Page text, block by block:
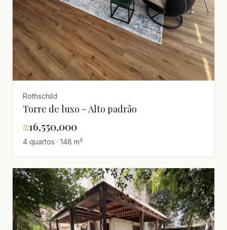
Rothschild
Torre de luxo - Alto padrão
₪16,550,000
4 quartos · 148 m²